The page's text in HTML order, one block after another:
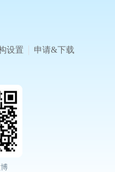
设置 申请&下载